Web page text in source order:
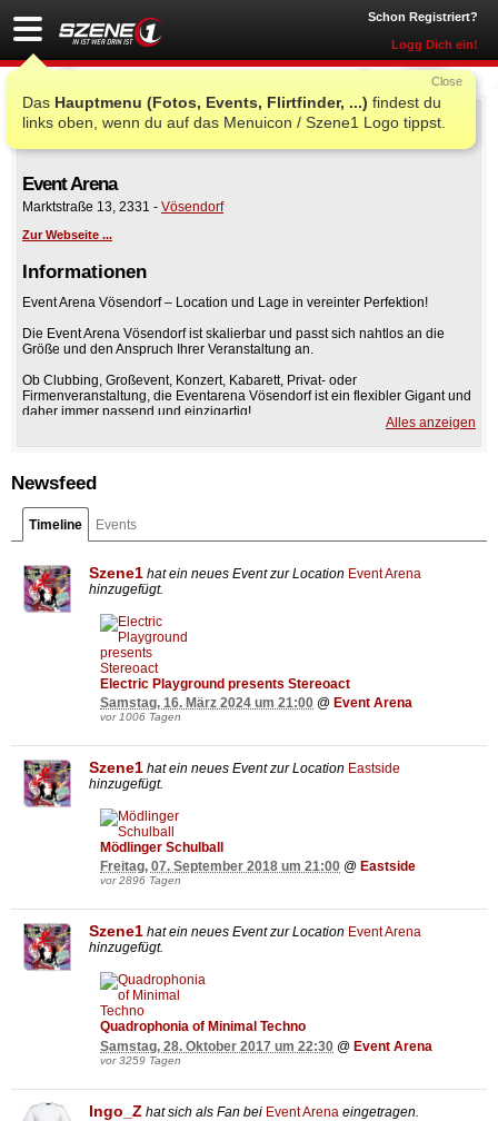
Schon Registriert?
Logg Dich ein!
Das Hauptmenu (Fotos, Events, Flirtfinder, ...) findest du
links oben, wenn du auf das Menuicon / Szene1 Logo tippst.
Close
Event Arena
Marktstraße 13, 2331 - Vösendorf
Zur Webseite ...
Informationen
Event Arena Vösendorf – Location und Lage in vereinter Perfektion!
Die Event Arena Vösendorf ist skalierbar und passt sich nahtlos an die
Größe und den Anspruch Ihrer Veranstaltung an.
Ob Clubbing, Großevent, Konzert, Kabarett, Privat- oder
Firmenveranstaltung, die Eventarena Vösendorf ist ein flexibler Gigant und
daher immer passend und einzigartig!
sorgenfreies All-In Paket mit hervorragendem Kosten-Nutzen Verhältnis
geboten.
Mit 2.500 m² direkt an der Wiener Stadtgrenze gelegen ist die Event Arena
Alles anzeigen
Newsfeed
Timeline Events
Szene1 hat ein neues Event zur Location Event Arena
hinzugefügt.
Electric Playground presents Stereoact
Samstag, 16. März 2024 um 21:00 @ Event Arena
vor 1006 Tagen
Szene1 hat ein neues Event zur Location Eastside
hinzugefügt.
Mödlinger Schulball
Freitag, 07. September 2018 um 21:00 @ Eastside
vor 2896 Tagen
Szene1 hat ein neues Event zur Location Event Arena
hinzugefügt.
Quadrophonia of Minimal Techno
Samstag, 28. Oktober 2017 um 22:30 @ Event Arena
vor 3259 Tagen
Ingo_Z hat sich als Fan bei Event Arena eingetragen.